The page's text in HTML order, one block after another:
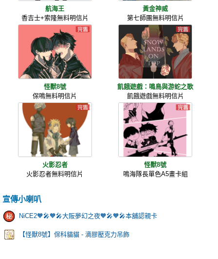
航海王
香吉士+索隆無料明信片
黃金神威
第七師團無料明信片
怪獸8號
保鳴無料明信片
飢餓遊戲：鳴鳥與游蛇之歌
飢餓遊戲無料明信片
火影忍者
火影忍者無料明信片
怪獸8號
鳴海隊長單色A5畫卡組
宣傳小喇叭
NiCE2🧡🎤🧡🎤大阪夢幻之夜🧡🎤🧡🎤本舖認親卡
【怪獸8號】保科貓貓 - 滴膠壓克力吊飾